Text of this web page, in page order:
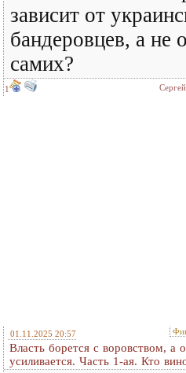
зависит от
бандеровцев, а не
самих?
1
01.11.2025 20:57
Власть борется с воровством, а
усиливается. Часть 1-ая. Кто